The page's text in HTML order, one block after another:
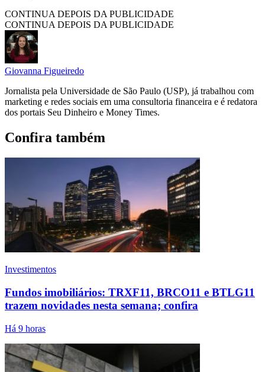
CONTINUA DEPOIS DA PUBLICIDADE
CONTINUA DEPOIS DA PUBLICIDADE
Giovanna Figueiredo
Jornalista pela Universidade de São Paulo (USP), já trabalhou com
marketing e redes sociais em uma consultoria financeira e é redatora
dos portais Seu Dinheiro e Money Times.
Confira também
Investimentos
Fundos imobiliários: TRXF11, BRCO11 e BTLG11
trazem novidades nesta semana; confira
Há 9 horas